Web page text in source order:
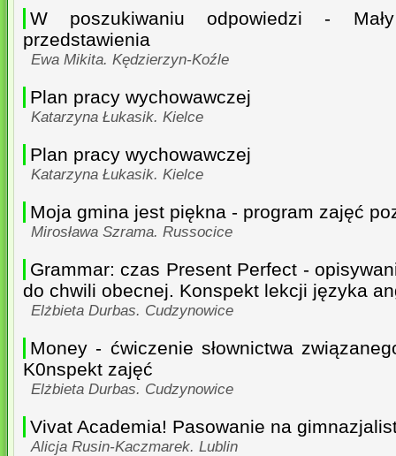
W poszukiwaniu odpowiedzi -
przedstawienia
Ewa Mikita. Kędzierzyn-Koźle
Plan pracy wychowawczej
Katarzyna Łukasik. Kielce
Plan pracy wychowawczej
Katarzyna Łukasik. Kielce
Moja gmina jest piękna - program zajęć
Mirosława Szrama. Russocice
Grammar: czas Present Perfect -
do chwili obecnej. Konspekt lekcji języka
Elżbieta Durbas. Cudzynowice
Money - ćwiczenie słownictwa
K0nspekt zajęć
Elżbieta Durbas. Cudzynowice
Vivat Academia! Pasowanie na
Alicja Rusin-Kaczmarek. Lublin